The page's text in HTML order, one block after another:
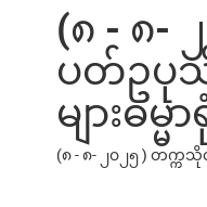
(၈ - ၈-
ပတ်ဥပု
များဓမ္မ
(၈ - ၈- ၂၀၂၅ ) တက္